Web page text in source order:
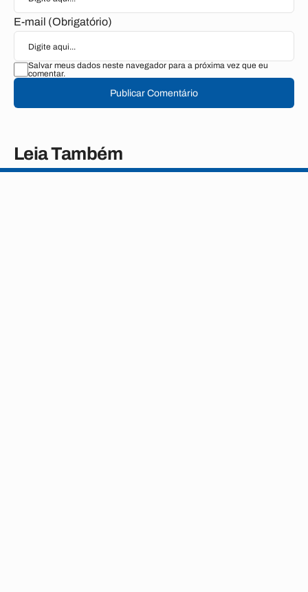
E-mail (Obrigatório)
Salvar meus dados neste navegador para a próxima vez que eu
comentar.
Publicar Comentário
Leia Também